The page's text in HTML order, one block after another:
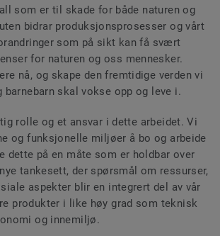
som er til skade for både naturen og
bidrar produksjonsprosesser og vårt
som på sikt kan få svært
for naturen og oss mennesker.
nå, og skape den fremtidige verden vi
barnebarn skal vokse opp og leve i.
rolle og et ansvar i dette arbeidet. Vi
og funksjonelle miljøer å bo og arbeide
dette på en måte som er holdbar over
tankesett, der spørsmål om ressurser,
aspekter blir en integrert del av vår
produkter i like høy grad som teknisk
og innemiljø.